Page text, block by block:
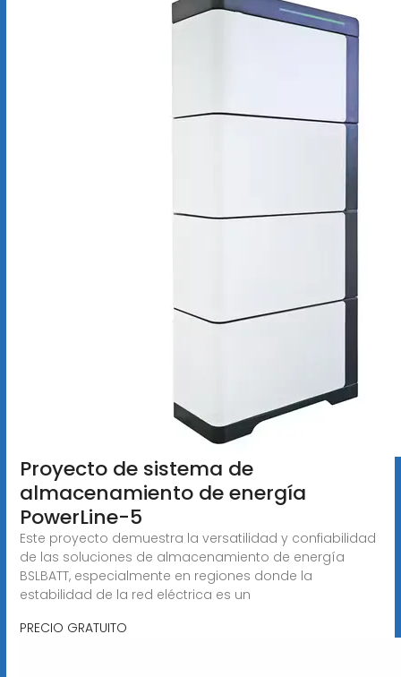
Proyecto de sistema de
almacenamiento de energía
PowerLine-5
Este proyecto demuestra la versatilidad y confiabilidad
de las soluciones de almacenamiento de energía
BSLBATT, especialmente en regiones donde la
estabilidad de la red eléctrica es un
PRECIO GRATUITO